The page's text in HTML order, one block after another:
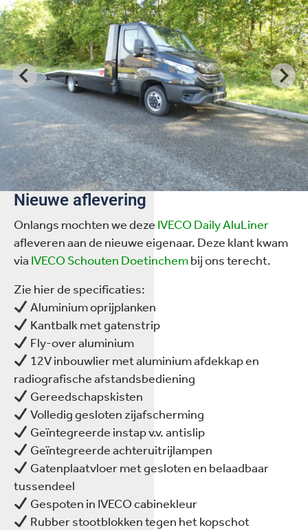
Nieuwe aflevering
Onlangs mochten we deze IVECO Daily AluLiner
afleveren aan de nieuwe eigenaar. Deze klant kwam
via IVECO Schouten Doetinchembij ons terecht.
Zie hier de specificaties:
Aluminium oprijplanken
Kantbalk met gatenstrip
Fly-over aluminium
12V inbouwlier met aluminium afdekkap en
radiografische afstandsbediening
Gereedschapskisten
Volledig gesloten zijafscherming
Geïntegreerde instap v.v. antislip
Geïntegreerde achteruitrijlampen
Gatenplaatvloer met gesloten en belaadbaar
tussendeel
Gespoten in IVECO cabinekleur
Rubber stootblokken tegen het kopschot